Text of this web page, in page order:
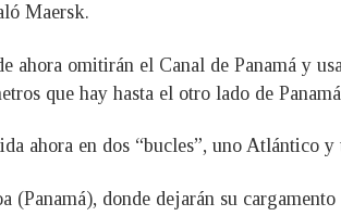
Maersk.
ahora omitirán el Canal de Panamá y
que hay hasta el otro lado de
ahora en dos “bucles”, uno Atlántico
donde dejarán su